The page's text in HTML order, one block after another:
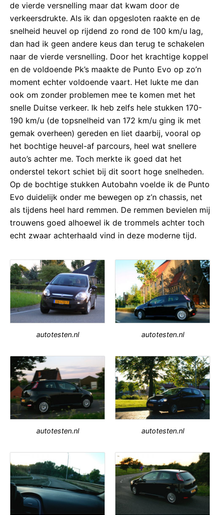
de vierde versnelling maar dat kwam door de
verkeersdrukte. Als ik dan opgesloten raakte en de
snelheid heuvel op rijdend zo rond de 100 km/u lag,
dan had ik geen andere keus dan terug te schakelen
naar de vierde versnelling. Door het krachtige koppel
en de voldoende Pk’s maakte de Punto Evo op zo’n
moment echter voldoende vaart. Het lukte me dan
ook om zonder problemen mee te komen met het
snelle Duitse verkeer. Ik heb zelfs hele stukken 170-
190 km/u (de topsnelheid van 172 km/u ging ik met
gemak overheen) gereden en liet daarbij, vooral op
het bochtige heuvel-af parcours, heel wat snellere
auto’s achter me. Toch merkte ik goed dat het
onderstel tekort schiet bij dit soort hoge snelheden.
Op de bochtige stukken Autobahn voelde ik de Punto
Evo duidelijk onder me bewegen op z’n chassis, net
als tijdens heel hard remmen. De remmen bevielen mij
trouwens goed alhoewel ik de trommels achter toch
echt zwaar achterhaald vind in deze moderne tijd.
autotesten.nl autotesten.nl
autotesten.nl autotesten.nl